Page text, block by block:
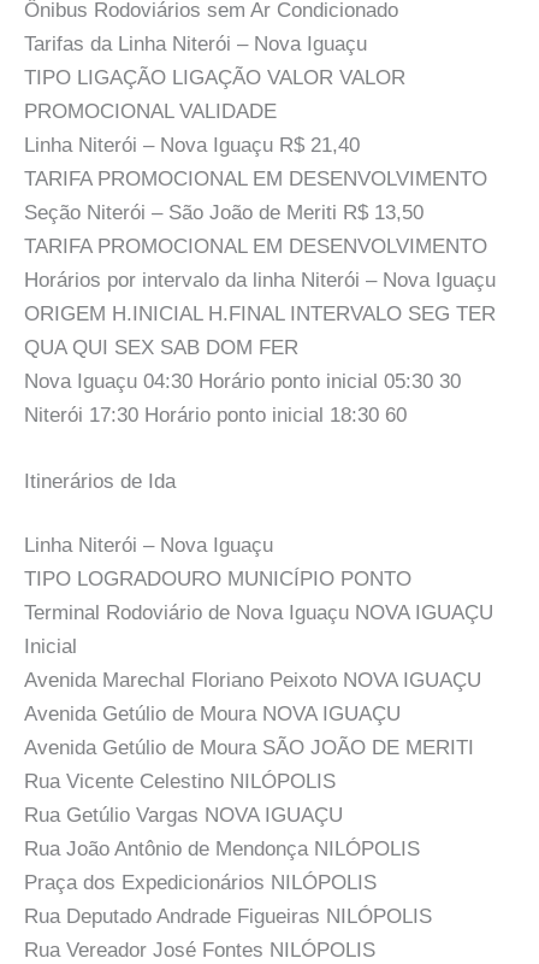
Ônibus Rodoviários sem Ar Condicionado
Tarifas da Linha Niterói – Nova Iguaçu
TIPO LIGAÇÃO LIGAÇÃO VALOR VALOR
PROMOCIONAL VALIDADE
Linha Niterói – Nova Iguaçu R$ 21,40
TARIFA PROMOCIONAL EM DESENVOLVIMENTO
Seção Niterói – São João de Meriti R$ 13,50
TARIFA PROMOCIONAL EM DESENVOLVIMENTO
Horários por intervalo da linha Niterói – Nova Iguaçu
ORIGEM H.INICIAL H.FINAL INTERVALO SEG TER
QUA QUI SEX SAB DOM FER
Nova Iguaçu 04:30 Horário ponto inicial 05:30 30
Niterói 17:30 Horário ponto inicial 18:30 60
Itinerários de Ida
Linha Niterói – Nova Iguaçu
TIPO LOGRADOURO MUNICÍPIO PONTO
Terminal Rodoviário de Nova Iguaçu NOVA IGUAÇU
Inicial
Avenida Marechal Floriano Peixoto NOVA IGUAÇU
Avenida Getúlio de Moura NOVA IGUAÇU
Avenida Getúlio de Moura SÃO JOÃO DE MERITI
Rua Vicente Celestino NILÓPOLIS
Rua Getúlio Vargas NOVA IGUAÇU
Rua João Antônio de Mendonça NILÓPOLIS
Praça dos Expedicionários NILÓPOLIS
Rua Deputado Andrade Figueiras NILÓPOLIS
Rua Vereador José Fontes NILÓPOLIS